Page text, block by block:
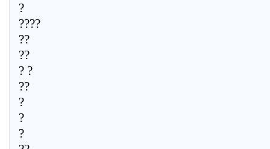
?
????
??
??
? ?
??
?
?
?